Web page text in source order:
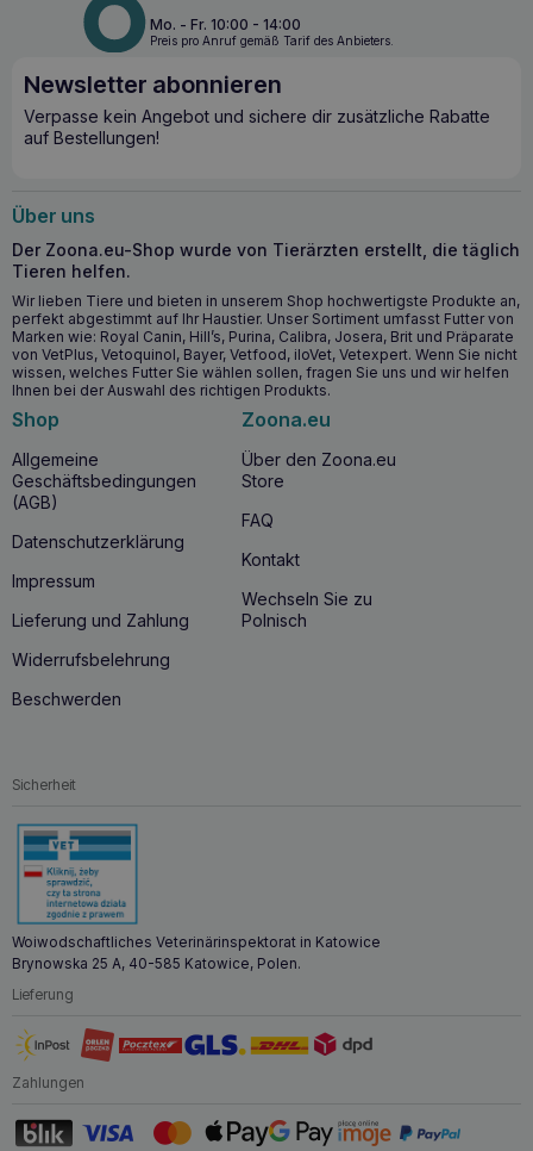
Mo. - Fr. 10:00 - 14:00
Preis pro Anruf gemäß Tarif des Anbieters.
Newsletter abonnieren
Verpasse kein Angebot und sichere dir zusätzliche Rabatte
auf Bestellungen!
Über uns
Der Zoona.eu-Shop wurde von Tierärzten erstellt, die täglich
Tieren helfen.
Wir lieben Tiere und bieten in unserem Shop hochwertigste Produkte an,
perfekt abgestimmt auf Ihr Haustier. Unser Sortiment umfasst Futter von
Marken wie: Royal Canin, Hill’s, Purina, Calibra, Josera, Brit und Präparate
von VetPlus, Vetoquinol, Bayer, Vetfood, iloVet, Vetexpert. Wenn Sie nicht
wissen, welches Futter Sie wählen sollen, fragen Sie uns und wir helfen
Ihnen bei der Auswahl des richtigen Produkts.
Shop
Allgemeine
Geschäftsbedingungen
(AGB)
Datenschutzerklärung
Impressum
Lieferung und Zahlung
Widerrufsbelehrung
Beschwerden
Zoona.eu
Über den Zoona.eu
Store
FAQ
Kontakt
Wechseln Sie zu
Polnisch
Sicherheit
Woiwodschaftliches Veterinärinspektorat in Katowice
Brynowska 25 A, 40-585 Katowice, Polen.
Lieferung
Zahlungen